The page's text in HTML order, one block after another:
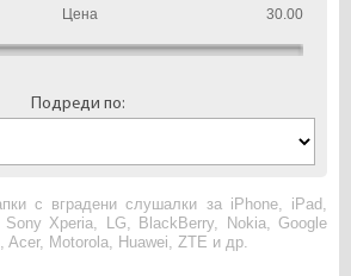
30.00
Цена
Подреди по:
с вградени слушалки за iPhone, iPad,
Xperia, LG, BlackBerry, Nokia, Google
Acer, Motorola, Huawei, ZTE и др.